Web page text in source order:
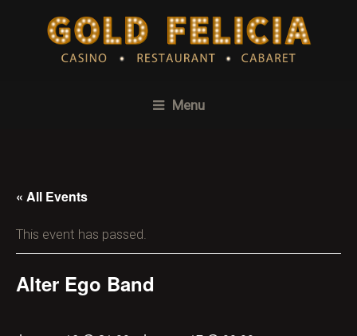
Menu
« All Events
This event has passed.
Alter Ego Band